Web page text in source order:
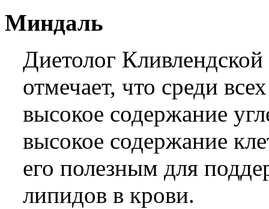
Миндаль
Диетолог
отмечает, что среди
высокое содержание
высокое содержание
его полезным для
липидов в крови.